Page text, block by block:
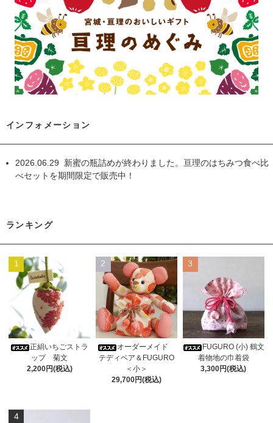
インフォメーション
2026.06.29 新蜜の瓶詰めが終わりました。亘理のはちみつ食べ比
べセットを期間限定で販売中！
ランキング
1
正絹いちごストラ
ップ 菊文
2,200円(税込)
2
オーダーメイド
テディベア＆FUGURO
＜小＞
29,700円(税込)
3
FUGURO (小) 鶴文
着物地の巾着袋
3,300円(税込)
4